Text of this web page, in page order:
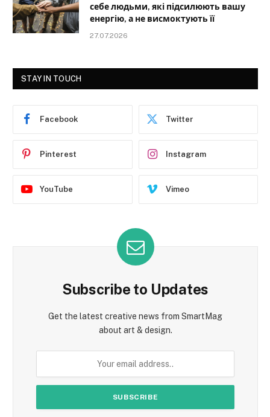
себе людьми, які підсилюють вашу
енергію, а не висмоктують її
27.07.2026
STAY IN TOUCH
Facebook Twitter
Pinterest Instagram
YouTube Vimeo
Subscribe to Updates
Get the latest creative news from SmartMag
about art & design.